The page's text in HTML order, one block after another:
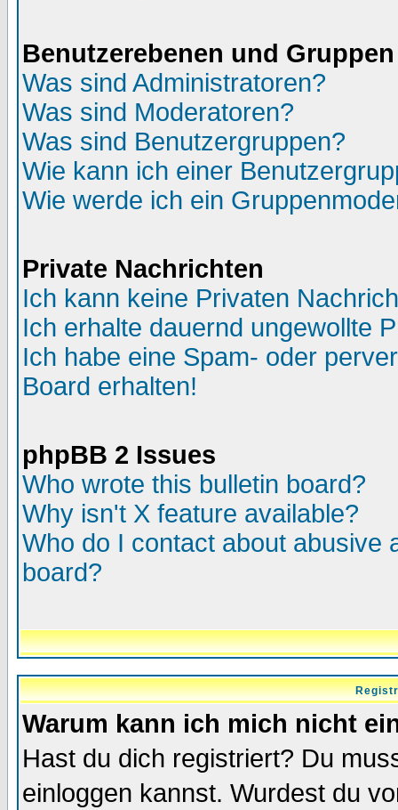
Benutzerebenen und Gruppen
Was sind Administratoren?
Was sind Moderatoren?
Was sind Benutzergruppen?
Wie kann ich einer
Wie werde ich ein
Private Nachrichten
Ich kann keine Privaten
Ich erhalte dauernd ungewollte
Ich habe eine Spam- oder
Board erhalten!
phpBB 2 Issues
Who wrote this bulletin board?
Why isn't X feature available?
Who do I contact about abusive
board?
Warum kann ich mich nicht
Hast du dich registriert? Du
einloggen kannst. Wurdest du